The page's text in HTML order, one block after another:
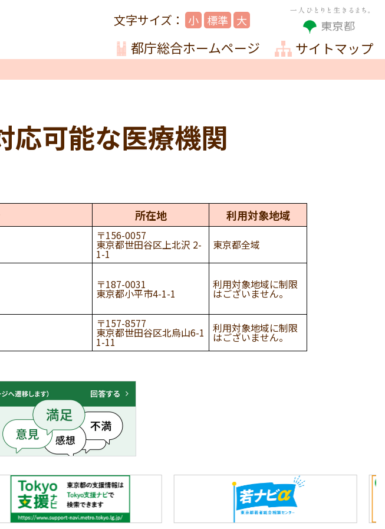
小 標準 大
都庁総合ホームページ サイトマップ
応可能な医療機関
所在地
利用対象地域
156-0057
東京都世田谷区上北沢 2-
1-1
東京都全域
187-0031
東京都小平市4-1-1
利用対象地域に制限
はございません。
157-8577
東京都世田谷区北烏山6-1
1-11
利用対象地域に制限
はございません。